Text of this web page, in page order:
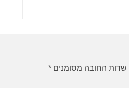
שדות החובה מסומנים *